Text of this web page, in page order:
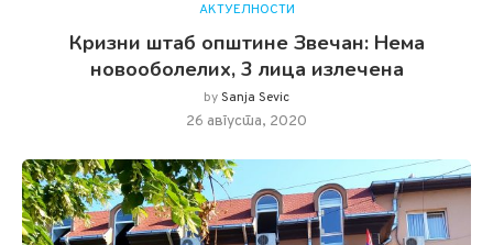
АКТУЕЛНОСТИ
Кризни штаб општине Звечан: Нема
новооболелих, 3 лица излечена
bySanja Sevic
26 августа, 2020